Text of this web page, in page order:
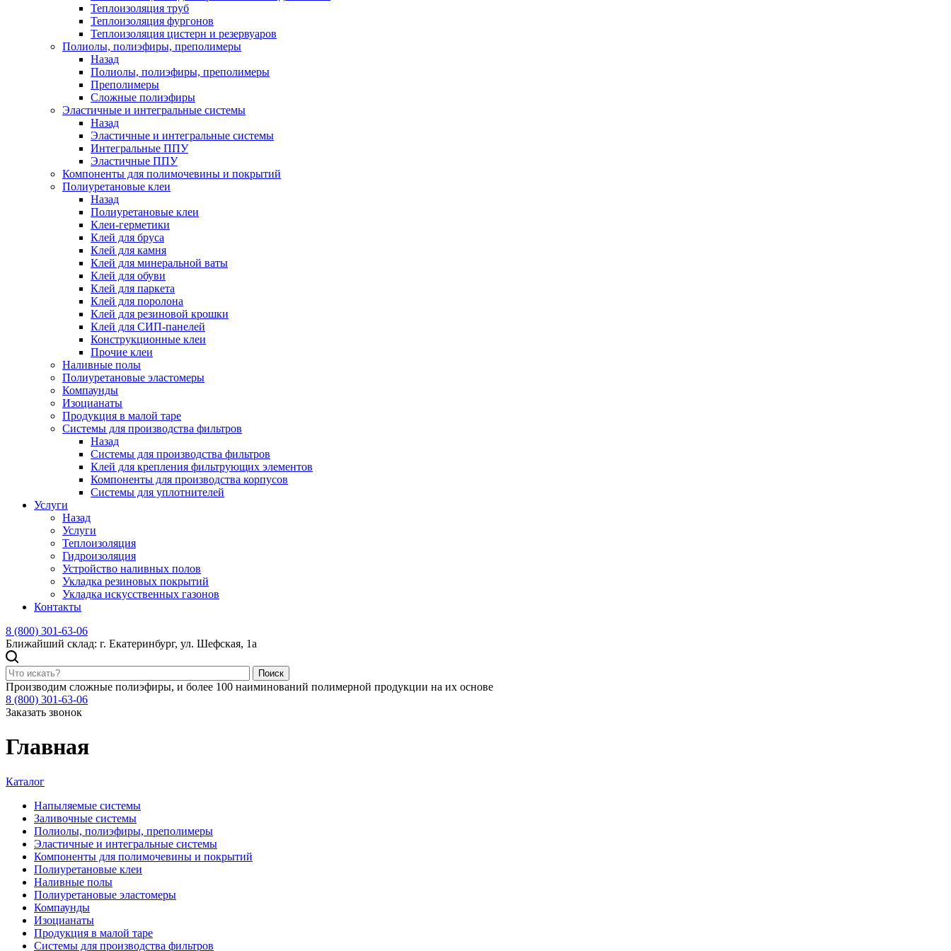
Теплоизоляция труб
Теплоизоляция фургонов
Теплоизоляция цистерн и резервуаров
Полиолы, полиэфиры, преполимеры
Назад
Полиолы, полиэфиры, преполимеры
Преполимеры
Сложные полиэфиры
Эластичные и интегральные системы
Назад
Эластичные и интегральные системы
Интегральные ППУ
Эластичные ППУ
Компоненты для полимочевины и покрытий
Полиуретановые клеи
Назад
Полиуретановые клеи
Клеи-герметики
Клей для бруса
Клей для камня
Клей для минеральной ваты
Клей для обуви
Клей для паркета
Клей для поролона
Клей для резиновой крошки
Клей для СИП-панелей
Конструкционные клеи
Прочие клеи
Наливные полы
Полиуретановые эластомеры
Компаунды
Изоцианаты
Продукция в малой таре
Системы для производства фильтров
Назад
Системы для производства фильтров
Клей для крепления фильтрующих элементов
Компоненты для производства корпусов
Системы для уплотнителей
Услуги
Назад
Услуги
Теплоизоляция
Гидроизоляция
Устройство наливных полов
Укладка резиновых покрытий
Укладка искусственных газонов
Контакты
8 (800) 301-63-06
Ближайший склад: г. Екатеринбург, ул. Шефская, 1а
Поиск
Производим сложные полиэфиры, и более 100 наиминований полимерной продукции на их основе
8 (800) 301-63-06
Заказать звонок
Главная
Каталог
Напыляемые системы
Заливочные системы
Полиолы, полиэфиры, преполимеры
Эластичные и интегральные системы
Компоненты для полимочевины и покрытий
Полиуретановые клеи
Наливные полы
Полиуретановые эластомеры
Компаунды
Изоцианаты
Продукция в малой таре
Системы для производства фильтров